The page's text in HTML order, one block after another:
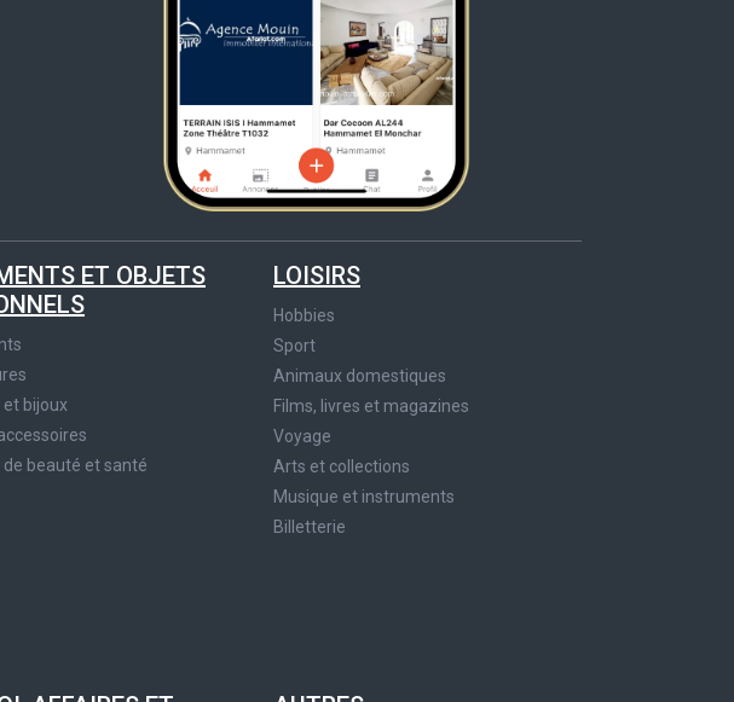
ET OBJETS
bijoux
de beauté et santé
LOISIRS
Hobbies
Sport
Animaux domestiques
Films, livres et magazines
Voyage
Arts et collections
Musique et instruments
Billetterie